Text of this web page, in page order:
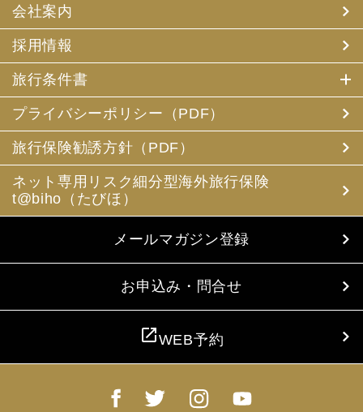
会社案内
採用情報
旅行条件書
プライバシーポリシー（PDF）
旅行保険勧誘方針（PDF）
ネット専用リスク細分型海外旅行保険
t@biho（たびほ）
メールマガジン登録
お申込み・問合せ
open_in_newWEB予約